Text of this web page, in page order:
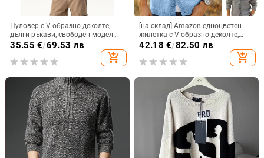
Пуловер с V-образно деколте,
дълги ръкави, свободен модел
(Синтетична смес; 100%
35.55 €/69.53 лв
add_shopping_cart
[на склад] Amazon едноцветен
жилетка с V-образно деколте,
ежедневен есенно-зимен плетен
едноцветен
42.18 €/82.50 лв
add_shopping_cart